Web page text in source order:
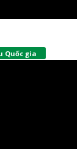
Quốc gia